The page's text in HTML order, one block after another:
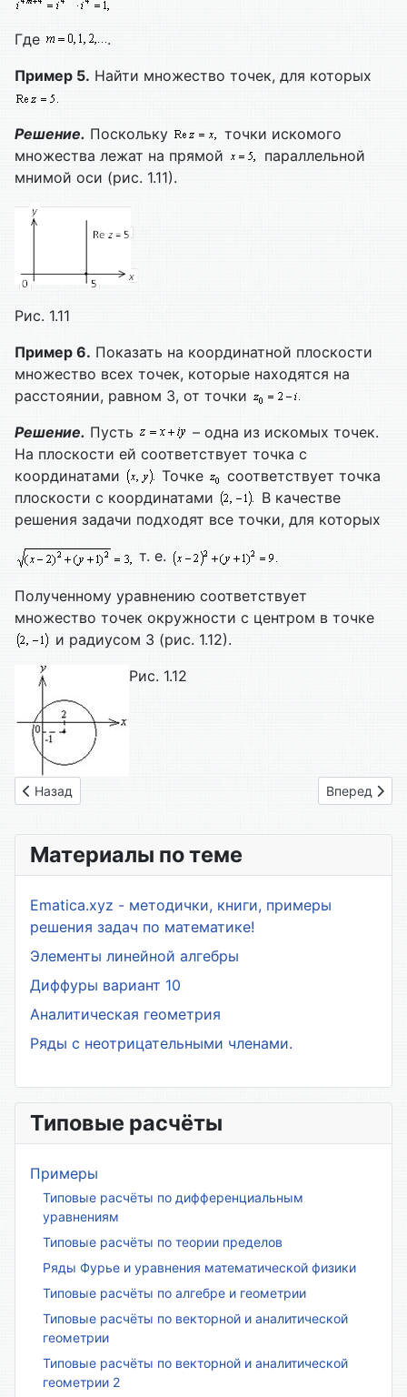
Где
.
Пример 5. Найти множество точек, для которых
Решение. Поскольку
точки искомого
множества лежат на прямой
параллельной
мнимой оси (рис. 1.11).
Рис. 1.11
Пример 6. Показать на координатной плоскости
множество всех точек, которые находятся на
расстоянии, равном 3, от точки
Решение. Пусть
– одна из искомых точек.
На плоскости ей соответствует точка с
координатами
Точке
соответствует точка
плоскости с координатами
В качестве
решения задачи подходят все точки, для которых
т. е.
Полученному уравнению соответствует
множество точек окружности с центром в точке
и радиусом 3 (рис. 1.12).
Рис. 1.12
Предыдущий: 06. Понятие комплексного числа,
Назад Следующий:
Вперед
Материалы по теме
Ematica.xyz - методички, книги, примеры
решения задач по математике!
Элементы линейной алгебры
Диффуры вариант 10
Аналитическая геометрия
Ряды с неотрицательными членами.
Типовые расчёты
Примеры
Типовые расчёты по дифференциальным
уравнениям
Типовые расчёты по теории пределов
Ряды Фурье и уравнения математической физики
Типовые расчёты по алгебре и геометрии
Типовые расчёты по векторной и аналитической
геометрии
Типовые расчёты по векторной и аналитической
геометрии 2